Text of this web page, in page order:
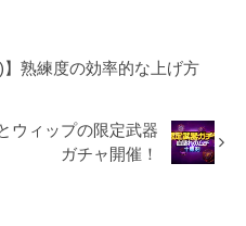
】熟練度の効率的な上げ方
ウィップの限定武器
ガチャ開催！